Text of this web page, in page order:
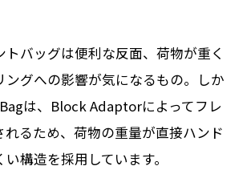
バッグは便利な反面、荷物が重く
ングへの影響が気になるもの。しか
は、Block Adaptorによってフレ
れるため、荷物の重量が直接ハンド
構造を採用しています。